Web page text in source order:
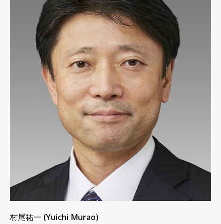
村尾祐一 (Yuichi Murao)